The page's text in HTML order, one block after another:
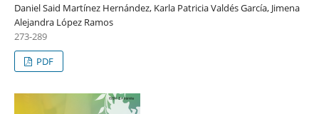
Daniel Said Martínez Hernández, Karla Patricia Valdés García, Jimena
Alejandra López Ramos
273-289
PDF